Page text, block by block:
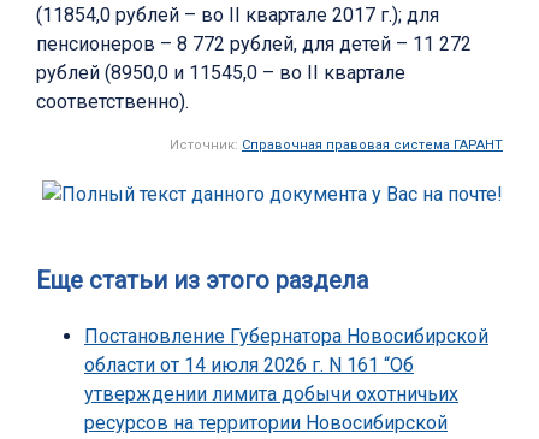
(11854,0 рублей – во II квартале 2017 г.); для
пенсионеров – 8 772 рублей, для детей – 11 272
рублей (8950,0 и 11545,0 – во II квартале
соответственно).
Источник: Справочная правовая система ГАРАНТ
Еще статьи из этого раздела
Постановление Губернатора Новосибирской
области от 14 июля 2026 г. N 161 “Об
утверждении лимита добычи охотничьих
ресурсов на территории Новосибирской